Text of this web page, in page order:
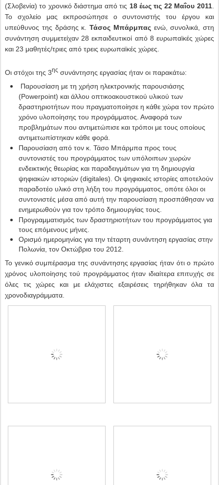
(Σλοβενία) το χρονικό διάστημα από τις 18 έως τις 22 Μαΐου 2011.
Το σχολείο μας εκπροσώπησε ο συντονιστής του έργου και
υπεύθυνος της δράσης κ. Τάσος Μπάρμπας ενώ, συνολικά, στη
συνάντηση συμμετείχαν 28 εκπαιδευτικοί από 8 ευρωπαϊκές χώρες
και 23 μαθητές/τριες από τρεις ευρωπαϊκές χώρες.
Οι στόχοι της 3ης συνάντησης εργασίας ήταν οι παρακάτω:
Παρουσίαση με τη χρήση ηλεκτρονικής παρουσιάσης
(Powerpoint) και άλλου οπτικοακουστικού υλικού των
δραστηριοτήτων που πραγματοποίησε η κάθε χώρα τον πρώτο
χρόνο υλοποίησης του προγράμματος. Αναφορά των
προβλημάτων που αντιμετώπισε και τρόποι με τους οποίους
αντιμετωπίστηκαν κάθε φορά.
Παρουσίαση από τον κ. Τάσο Μπάρμπα προς τους
συντονιστές του προγράμματος των υπόλοιπων χωρών
ενδεικτικής θεωρίας και παραδειγμάτων για τη δημιουργία
ψηφιακών ιστοριών (digitales). Οι ψηφιακές ιστορίες αποτελούν
παραδοτέο υλικό στη λήξη του προγράμματος, οπότε όλοι οι
συντονιστές μέσα από αυτή την παρουσίαση προσπάθησαν να
ενημερωθούν για τον τρόπο δημιουργίας τους.
Προγραμματισμός των δραστηριοτήτων του προγράμματος για
τους επόμενους μήνες.
Ορισμό ημερομηνίας για την τέταρτη συνάντηση εργασίας στην
Πολωνία, τον Οκτώβριο του 2012.
Το γενικό συμπέρασμα της συνάντησης εργασίας ήταν ότι ο πρώτο
χρόνος υλοποίησης τού προγράμματος ήταν ιδιαίτερα επιτυχής σε
όλες τις χώρες και με ελάχιστες εξαιρέσεις τηρήθηκαν όλα τα
χρονοδιαγράμματα.